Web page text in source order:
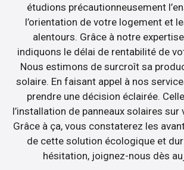
étudions précautionneusement
l’orientation de votre logement et
alentours. Grâce à notre
indiquons le délai de rentabilité de
Nous estimons de surcroît sa
solaire. En faisant appel à nos
prendre une décision éclairée.
l’installation de panneaux solaires sur
Grâce à ça, vous constaterez les
de cette solution écologique et
hésitation, joignez-nous dès